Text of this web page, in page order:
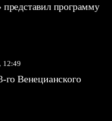
программу
12:49
го Венецианского